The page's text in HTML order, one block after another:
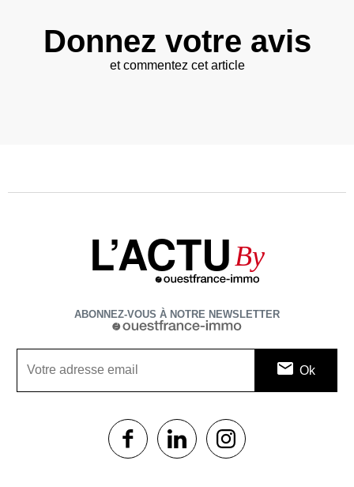
Donnez votre avis
et commentez cet article
L’ACTU By
ABONNEZ-VOUS À NOTRE NEWSLETTER
1$s 1$s